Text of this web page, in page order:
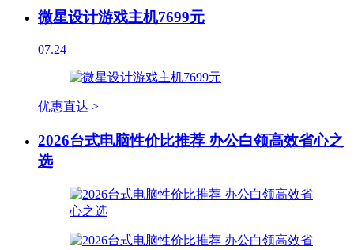
微星设计游戏主机7699元
07.24
优惠直达 >
2026台式电脑性价比推荐 办公白领高效省心之
选